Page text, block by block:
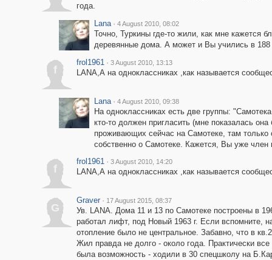
года.
Lana · 4 August 2010, 08:02
Точно, Туркины где-то жили, как мне кажется
деревянные дома. А может и Вы учились в
f
frol1961 · 3 August 2010, 13:13
LANA,А на одноклассниках ,как называется
Lana · 4 August 2010, 09:38
На одноклассниках есть две группы:
кто-то должен пригласить (мне показалась
проживающих сейчас на Самотеке, там
собственно о Самотеке. Кажется, Вы уже член
f
frol1961 · 3 August 2010, 14:20
LANA,А на одноклассниках ,как называется
G
Graver · 17 August 2015, 08:37
Ув. LANA. Дома 11 и 13 по Самотеке построены в
работал лифт, под Новый 1963 г. Если вспомните,
отопление было не центральное. Забавно, что в
Жил правда не долго - около года. Практически
была возможность - ходили в 30 спецшколу на